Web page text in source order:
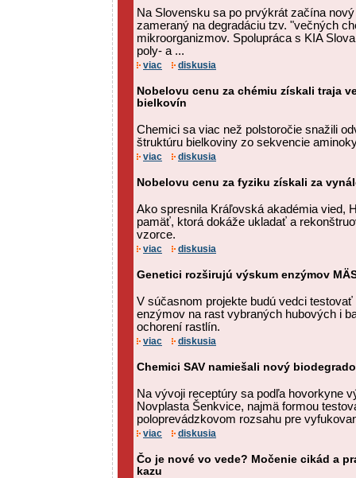
Na Slovensku sa po prvýkrát začína
zameraný na degradáciu tzv. "večných
mikroorganizmov. Spolupráca s KIA
poly- a ...
viac diskusia
Nobelovu cenu za chémiu získali traja
bielkovín
Chemici sa viac než polstoročie snažili
štruktúru bielkoviny zo sekvencie
viac diskusia
Nobelovu cenu za fyziku získali za
Ako spresnila Kráľovská akadémia vied,
pamäť, ktorá dokáže ukladať a
vzorce.
viac diskusia
Genetici rozširujú výskum enzýmov
V súčasnom projekte budú vedci
enzýmov na rast vybraných hubových i
ochorení rastlín.
viac diskusia
Chemici SAV namiešali nový
Na vývoji receptúry sa podľa hovorkyne
Novplasta Šenkvice, najmä formou
poloprevádzkovom rozsahu pre
viac diskusia
Čo je nové vo vede? Močenie cikád a
kazu